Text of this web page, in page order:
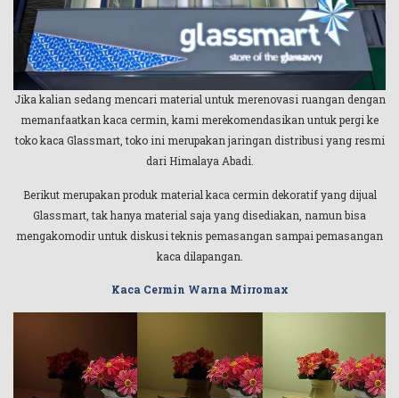
Jika kalian sedang mencari material untuk merenovasi ruangan dengan
memanfaatkan kaca cermin, kami merekomendasikan untuk pergi ke
toko kaca Glassmart, toko ini merupakan jaringan distribusi yang resmi
dari Himalaya Abadi.
Berikut merupakan produk material kaca cermin dekoratif yang dijual
Glassmart, tak hanya material saja yang disediakan, namun bisa
mengakomodir untuk diskusi teknis pemasangan sampai pemasangan
kaca dilapangan.
Kaca Cermin Warna Mirromax